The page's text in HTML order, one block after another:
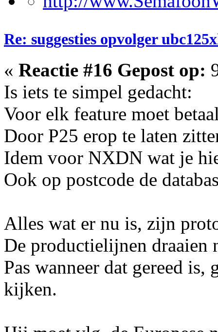
Re: suggesties opvolger
« Reactie #16 Gepost op:
Is iets te simpel gedacht:
Voor elk feature moet
Door P25 erop te laten
Idem voor NXDN wat je
Ook op postcode de
Alles wat er nu is, zijn
De productielijnen draaien
Pas wanneer dat gereed is,
kijken.